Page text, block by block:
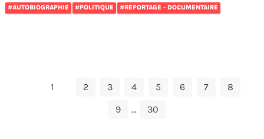
#AUTOBIOGRAPHIE #POLITIQUE #REPORTAGE - DOCUMENTAIRE
1 2 3 4 5 6 7
8
9
… 30